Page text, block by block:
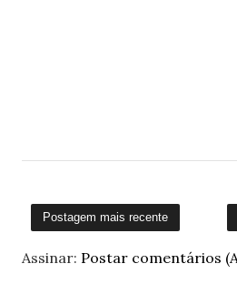
Postagem mais recente
Assinar: Postar comentários